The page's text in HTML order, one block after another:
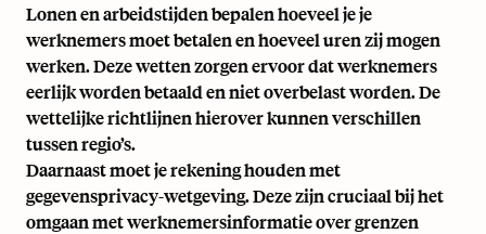
Lonen en arbeidstijden bepalen hoeveel je je
werknemers moet betalen en hoeveel uren zij mogen
werken. Deze wetten zorgen ervoor dat werknemers
eerlijk worden betaald en niet overbelast worden. De
wettelijke richtlijnen hierover kunnen verschillen
tussen regio’s.
Daarnaast moet je rekening houden met
gegevensprivacy-wetgeving. Deze zijn cruciaal bij het
omgaan met werknemersinformatie over grenzen